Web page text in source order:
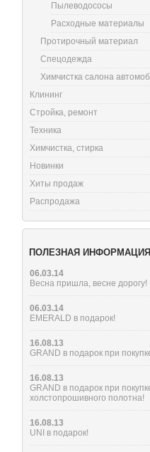
Пылеводососы
Расходные материалы
Протирочный материал
Спецодежда
Химчистка салона
Клининг
Стройка, ремонт
Техника
Химчистка, стирка
Новинки
Хиты продаж
Распродажа
ПОЛЕЗНАЯ ИНФОРМАЦИЯ
06.03.14
Весна пришла, весне дорогу!
06.03.14
EMERALD в подарок!
16.08.13
GRAND в подарок при
16.08.13
GRAND в подарок при
холстопрошивного полотна!
16.08.13
UNI в подарок!